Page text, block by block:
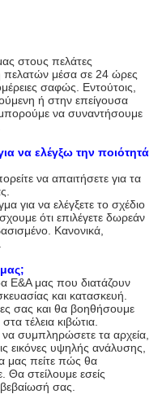
στους πελάτες
πελατών μέσα σε 24 ώρες
σαφώς. Εντούτοις,
ή στην επείγουσα
να συναντήσουμε
να ελέγξω την ποιότητά
να απαιτήσετε για τα
για να ελέγξετε το σχέδιο
ότι επιλέγετε δωρεάν
Κανονικά,
Ε&Α μας που διατάζουν
και κατασκευή.
σας και θα βοηθήσουμε
τέλεια κιβώτια.
να συμπληρώσετε τα αρχεία,
εικόνες υψηλής ανάλυσης,
μας πείτε πώς θα
Θα στείλουμε εσείς
σας.